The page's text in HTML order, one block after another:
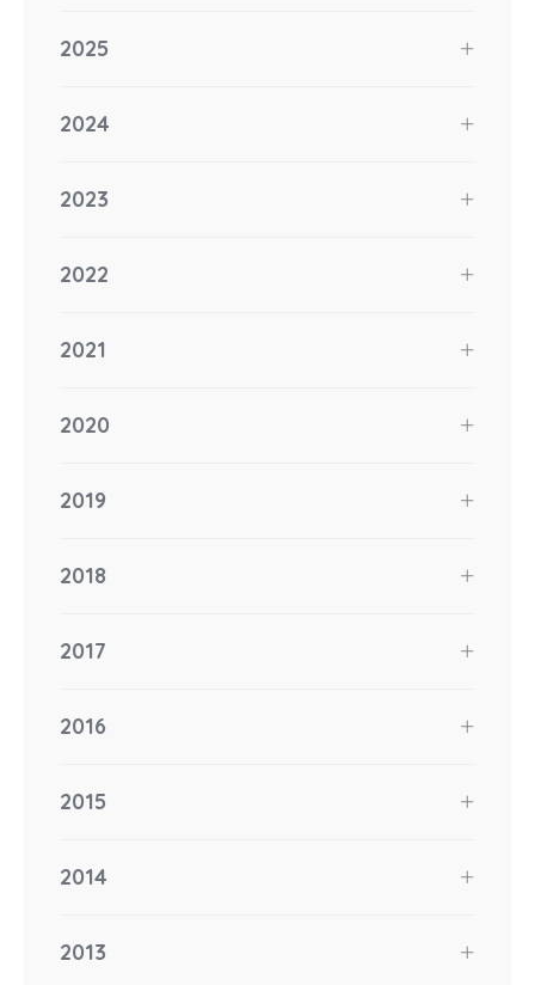
2025
2024
2023
2022
2021
2020
2019
2018
2017
2016
2015
2014
2013